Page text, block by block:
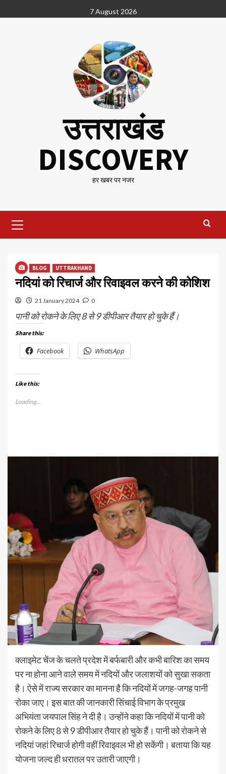
to
7 August 2026
उत्तराखंड
DISCOVERY
हर खबर पर नजर
Menu
BLOG UTTRAKHAND
नदियां को रिचार्ज और रिवाइवल करने की कोशिश
21 January 2024 0
पानी को रोकने के लिए 8 से 9 डीपीआर तैयार हो चुके हैं।
Share this:
Facebook WhatsApp
Like this:
Loading...
क्लाइमेट चेंज के चलते प्रदेश में बर्फबारी और कभी बारिश का समय
पर ना होना आने वाले समय में नदियों और जलाशयों को सुखा सकता
है। ऐसे में राज्य सरकार का मानना है कि नदियों में जगह-जगह पानी
रोका जाए। इस बात की जानकारी सिंचाई विभाग के प्रमुख
अभियंता जयपाल सिंह ने दी है। उन्होंने कहा कि नदियों में पानी को
रोकने के लिए 8 से 9 डीपीआर तैयार हो चुके हैं। पानी को रोकने से
नदियां जहां रिचार्ज होगी वहीं रिवाइवल भी हो सकेंगी। बताया कि यह
योजना जल्द ही धरातल पर उतारी जाएगी।